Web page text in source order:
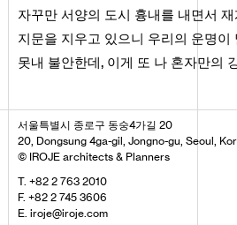
자꾸만 서양의 도시 흉내를 내면서
지문을 지우고 있으니 우리의 운명이
못내 불안한데, 이게 또 나 혼자만의
서울특별시 종로구 동숭4가길 20
20, Dongsung 4ga-gil, Jongno-gu, Seoul,
© IROJE architects & Planners
T. +82 2 763 2010
F. +82 2 745 3606
E. iroje@iroje.com